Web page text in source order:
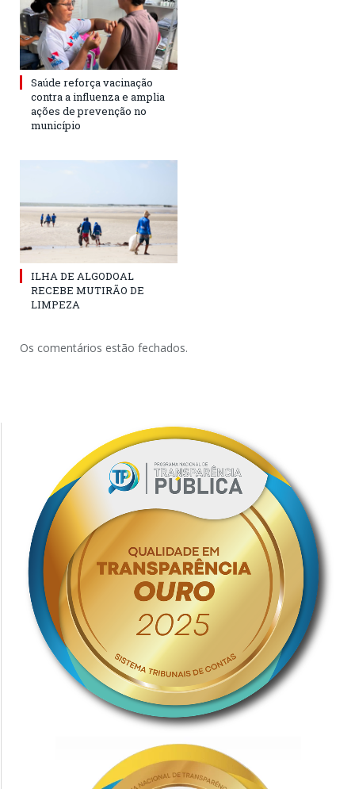
Saúde reforça vacinação
contra a influenza e amplia
ações de prevenção no
município
ILHA DE ALGODOAL
RECEBE MUTIRÃO DE
LIMPEZA
Os comentários estão fechados.